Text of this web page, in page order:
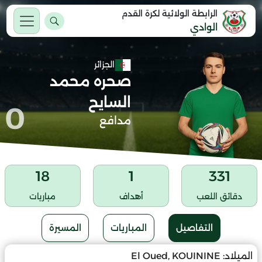
الرابطة الولائية لكرة القدم
الوادي
الجزائر
صحره محمد
السايح
مدافع 0
331
دقائق اللعب
1
أهداف
18
مباريات
التفاصيل المباريات المسيرة
الميلاد: El Oued, KOUININE